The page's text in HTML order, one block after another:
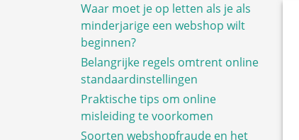
Waar moet je op letten als je als
minderjarige een webshop wilt
beginnen?
Belangrijke regels omtrent online
standaardinstellingen
Praktische tips om online
misleiding te voorkomen
Soorten webshopfraude en het